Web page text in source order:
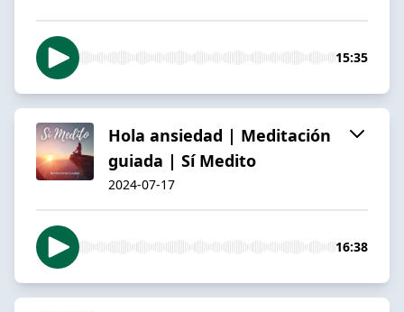
15:35
Hola ansiedad | Meditación
guiada | Sí Medito
2024-07-17
16:38